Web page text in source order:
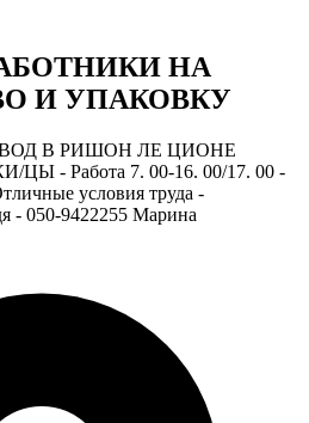
НА
И УПАКОВКУ
В РИШОН ЛЕ ЦИОНЕ
- Работа 7. 00-16. 00/17. 00 -
условия труда -
- 050-9422255 Марина